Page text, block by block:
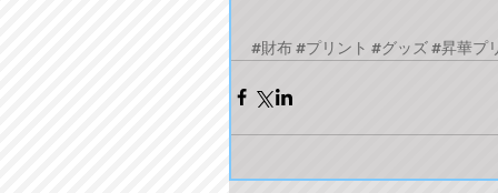
#財布#プリント #グッズ#昇華プ